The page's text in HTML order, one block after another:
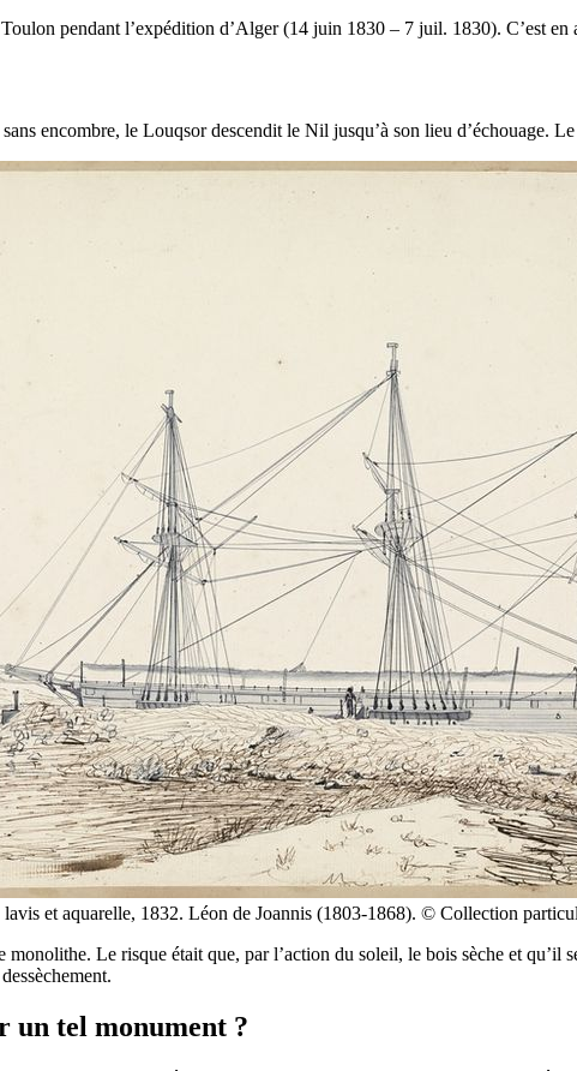
pendant l’expédition d’Alger (14 juin 1830 – 7 juil. 1830). C’est en
encombre, le Louqsor descendit le Nil jusqu’à son lieu d’échouage.
et aquarelle, 1832. Léon de Joannis (1803-1868). © Collection
Le risque était que, par l’action du soleil, le bois sèche et
un tel monument ?